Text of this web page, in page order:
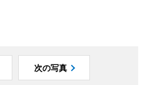
次の写真